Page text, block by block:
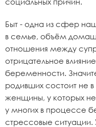
Быт - одна из сфер
в семье, объём
отношения между
отрицательное
беременности.
родивших состоит не
женщины, у которых
у многих в процессе
стрессовые ситуации.